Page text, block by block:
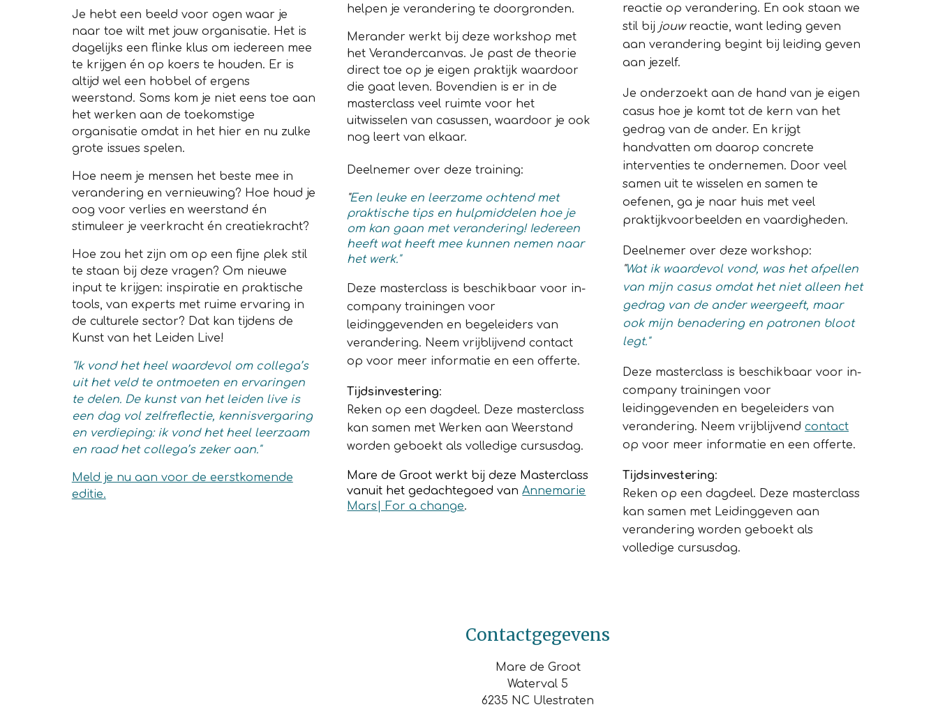
Je hebt een beeld voor ogen waar je
naar toe wilt met jouw organisatie. Het is
dagelijks een flinke klus om iedereen mee
te krijgen én op koers te houden. Er is
altijd wel een hobbel of ergens
weerstand. Soms kom je niet eens toe aan
het werken aan de toekomstige
organisatie omdat in het hier en nu zulke
grote issues spelen.
Hoe neem je mensen het beste mee in
verandering en vernieuwing? Hoe houd je
oog voor verlies en weerstand én
stimuleer je veerkracht én creatiekracht?
Hoe zou het zijn om op een fijne plek stil
te staan bij deze vragen? Om nieuwe
input te krijgen: inspiratie en praktische
tools, van experts met ruime ervaring in
de culturele sector? Dat kan tijdens de
Kunst van het Leiden Live!
"Ik vond het heel waardevol om collega’s
uit het veld te ontmoeten en ervaringen
te delen. De kunst van het leiden live is
een dag vol zelfreflectie, kennisvergaring
en verdieping: ik vond het heel leerzaam
en raad het collega’s zeker aan."
Meld je nu aan voor de eerstkomende
editie.
helpen je verandering te doorgronden.
Merander werkt bij dezeworkshop met
het Verandercanvas. Je past de theorie
direct toe op je eigen praktijk waardoor
die gaat leven. Bovendien is er in de
masterclass veel ruimte voor het
uitwisselen van casussen, waardoor je ook
nog leert van elkaar.
Deelnemer over dezetraining:
"Een leuke en leerzame ochtend met
praktische tips en hulpmiddelen hoe je
om kan gaan met verandering! Iedereen
heeft wat heeft mee kunnen nemen naar
het werk."
Deze masterclass is beschikbaar voor in-
company trainingen voor
leidinggevenden en begeleiders van
verandering. Neem vrijblijvend contact
op voor meer informatie en een offerte.
Tijdsinvestering:
Reken op een dagdeel. Deze masterclass
kan samen metWerken aanWeerstand
worden geboekt als volledige cursusdag.
Mare de Groot werkt bij deze Masterclass
vanuit het gedachtegoed van Annemarie
Mars| For a change.
reactie op verandering. En ook staan we
stil bij jouw reactie, want leding geven
aan verandering begint bij leiding geven
aan jezelf.
Je onderzoekt aan de hand van je eigen
casus hoe je komt tot de kern van het
gedrag van de ander. En krijgt
handvatten om daarop concrete
interventies te ondernemen. Door veel
samen uit te wisselen en samen te
oefenen, ga je naar huis met veel
praktijkvoorbeelden en vaardigheden.
Deelnemer over deze workshop:
"Wat ik waardevol vond, was het afpellen
van mijn casus omdat het niet alleen het
gedrag van de ander weergeeft, maar
ook mijn benadering en patronen bloot
legt."
Deze masterclass is beschikbaar voor in-
company trainingen voor
leidinggevenden en begeleiders van
verandering. Neem vrijblijvendcontact
op voor meer informatie en een offerte.
Tijdsinvestering:
Reken op een dagdeel. Deze masterclass
kan samen met Leidinggeven aan
verandering worden geboekt als
volledige cursusdag.
Contactgegevens
Mare de Groot
Waterval 5
6235 NC Ulestraten